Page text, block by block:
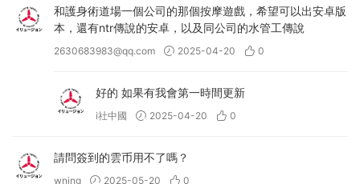
和護身術道場一個公司的那個按摩遊戲，希望可以出安卓版
本，還有ntr傳說的安卓，以及同公司的水管工傳說
2630683983@qq.com 2025-04-20 0
好的 如果有我會第一時間更新
i社中國 2025-04-20 0
請問簽到的雲币用不了嗎？
wning 2025-05-20 0